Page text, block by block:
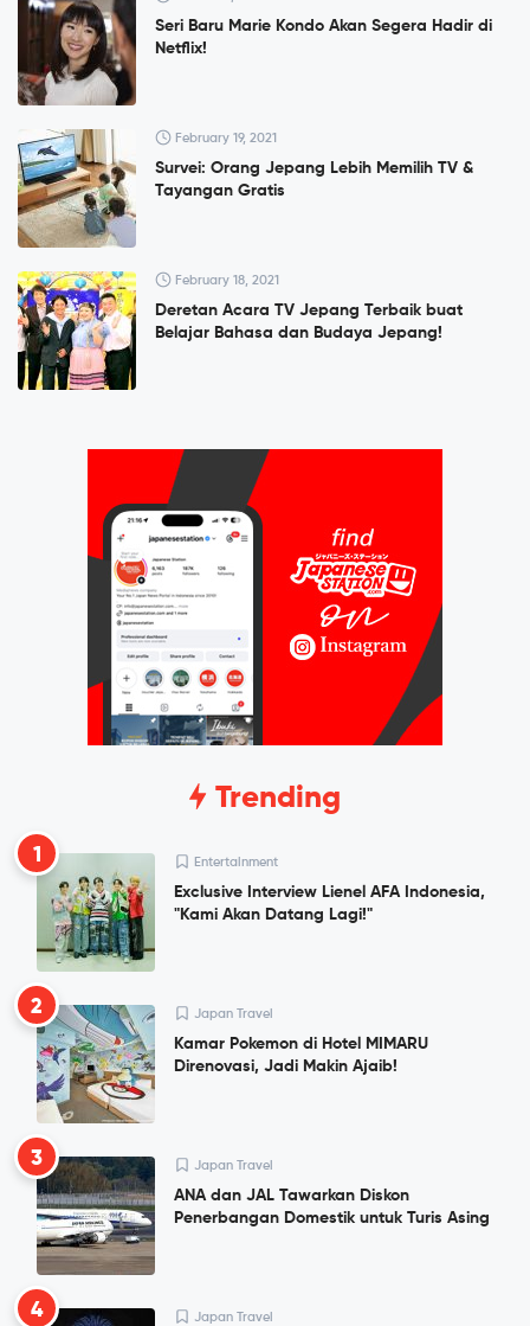
Seri Baru Marie Kondo Akan Segera Hadir di
Netflix!
February 19, 2021
Survei: Orang Jepang Lebih Memilih TV &
Tayangan Gratis
February 18, 2021
Deretan Acara TV Jepang Terbaik buat
Belajar Bahasa dan Budaya Jepang!
Trending
1 Entertainment
Exclusive Interview Lienel AFA Indonesia,
"Kami Akan Datang Lagi!"
2 Japan Travel
Kamar Pokemon di Hotel MIMARU
Direnovasi, Jadi Makin Ajaib!
3 Japan Travel
ANA dan JAL Tawarkan Diskon
Penerbangan Domestik untuk Turis Asing
4 Japan Travel